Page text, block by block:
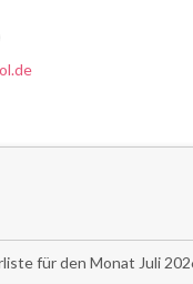
für den Monat Juli